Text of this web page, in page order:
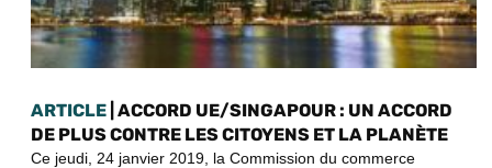
ARTICLE | ACCORD UE/SINGAPOUR : UN ACCORD
DE PLUS CONTRE LES CITOYENS ET LA PLANÈTE
Ce jeudi, 24 janvier 2019, la Commission du commerce